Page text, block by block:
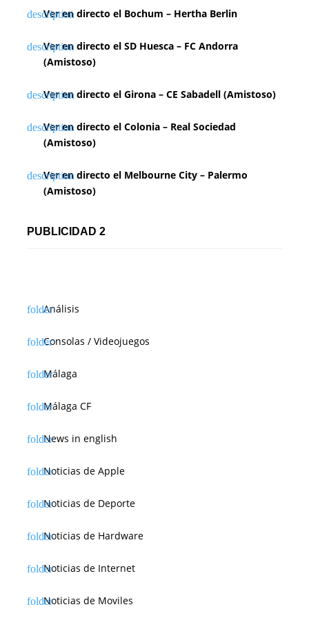
c
n
d
e
d
a
Ver en directo el Bochum – Hertha Berlin
Ver en directo el SD Huesca – FC Andorra
(Amistoso)
Ver en directo el Girona – CE Sabadell (Amistoso)
Ver en directo el Colonia – Real Sociedad
(Amistoso)
Ver en directo el Melbourne City – Palermo
(Amistoso)
PUBLICIDAD 2
Análisis
Consolas / Videojuegos
Málaga
Málaga CF
News in english
Noticias de Apple
Noticias de Deporte
Noticias de Hardware
Noticias de Internet
Noticias de Moviles